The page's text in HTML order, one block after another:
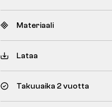
Materiaali
Lataa
Takuuaika 2 vuotta